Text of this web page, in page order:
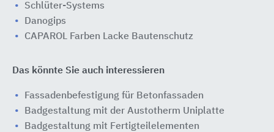
Schlüter-Systems
Danogips
CAPAROL Farben Lacke Bautenschutz
Das könnte Sie auch interessieren
Fassadenbefestigung für Betonfassaden
Badgestaltung mit der Austotherm Uniplatte
Badgestaltung mit Fertigteilelementen